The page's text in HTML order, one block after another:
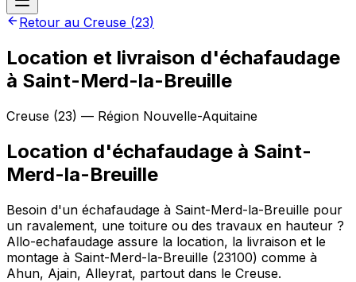
Retour au Creuse (23)
Location et livraison d'échafaudage
à Saint-Merd-la-Breuille
Creuse (23) — Région Nouvelle-Aquitaine
Location d'échafaudage à Saint-
Merd-la-Breuille
Besoin d'un échafaudage à Saint-Merd-la-Breuille pour
un ravalement, une toiture ou des travaux en hauteur ?
Allo-echafaudage assure la location, la livraison et le
montage à Saint-Merd-la-Breuille (23100) comme à
Ahun, Ajain, Alleyrat, partout dans le Creuse.